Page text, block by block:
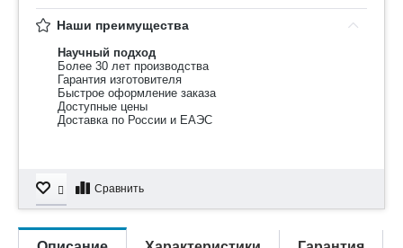
Наши преимущества
Научный подход
Более 30 лет производства
Гарантия изготовителя
Быстрое оформление заказа
Доступные цены
Доставка по России и ЕАЭС
Сравнить